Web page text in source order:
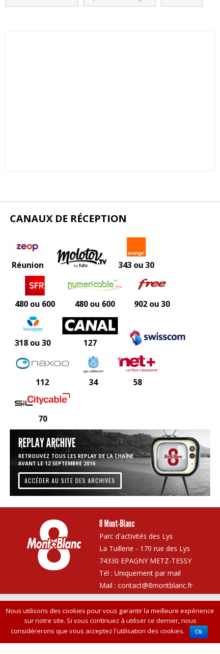
CANAUX DE RÉCEPTION
Réunion 343 ou 30
480 ou 600 480 ou 600 902 ou 30
318 ou 30 127
112 34 58
70
REPLAY ARCHIVE
RETROUVEZ TOUS LES REPLAY DE LA CHAÎNE
AVANT LE 12 SEPTEMBRE 2016
ACCÉDER AU SITE DES ARCHIVES
8 Mont-Blanc
Parc d'activités des Lys
La Tuillerie - 170 rue des Lys
74330 EPAGNY METZ-TESSY
Tél : Uniquement par mail
Mail : contact@8montblanc.fr
Vie privée Canaux de réception Plan de site Crédits
Nous utilisons des cookies pour vous garantir la meilleure expérience
sur notre site. Si vous continuez à utiliser ce dernier, nous
considérerons que vous acceptez l'utilisation des cookies.
Ok